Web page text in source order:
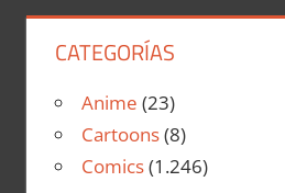
CATEGORÍAS
Anime (23)
Cartoons(8)
Comics(1.246)